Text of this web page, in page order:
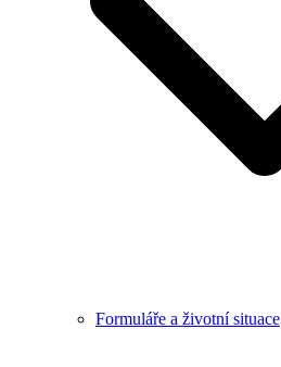
Formuláře a životní situace